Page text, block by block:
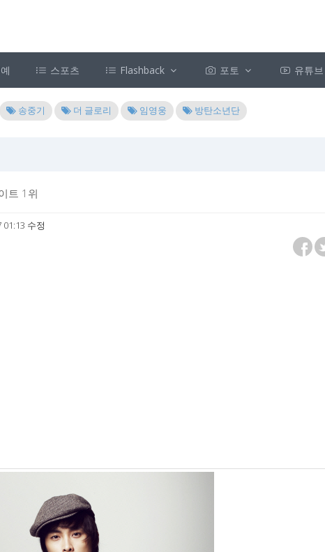
스포츠 Flashback 포토 유튜브
송중기 더 글로리 임영웅 방탄소년단
트 1위
수정